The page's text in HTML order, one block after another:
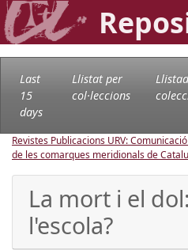
Last
15
days
Llistat per
col·leccions
Revistes Publicacions URV:
de les comarques meridionals de
La mort i el
l'escola?